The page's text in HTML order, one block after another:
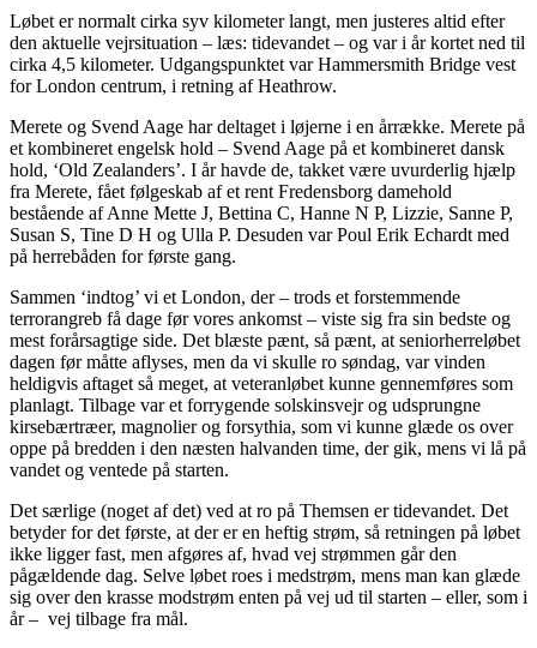
Løbet er normalt cirka syv kilometer langt, men justeres altid efter
den aktuelle vejrsituation – læs: tidevandet – og var i år kortet ned til
cirka 4,5 kilometer. Udgangspunktet var Hammersmith Bridge vest
for London centrum, i retning af Heathrow.
Merete og Svend Aage har deltaget i løjerne i en årrække. Merete på
et kombineret engelsk hold – Svend Aage på et kombineret dansk
hold, ‘Old Zealanders’. I år havde de, takket være uvurderlig hjælp
fra Merete, fået følgeskab af et rent Fredensborg damehold
bestående af Anne Mette J, Bettina C, Hanne N P, Lizzie, Sanne P,
Susan S, Tine D H og Ulla P. Desuden var Poul Erik Echardt med
på herrebåden for første gang.
Sammen ‘indtog’ vi et London, der – trods et forstemmende
terrorangreb få dage før vores ankomst – viste sig fra sin bedste og
mest forårsagtige side. Det blæste pænt, så pænt, at seniorherreløbet
dagen før måtte aflyses, men da vi skulle ro søndag, var vinden
heldigvis aftaget så meget, at veteranløbet kunne gennemføres som
planlagt. Tilbage var et forrygende solskinsvejr og udsprungne
kirsebærtræer, magnolier og forsythia, som vi kunne glæde os over
oppe på bredden i den næsten halvanden time, der gik, mens vi lå på
vandet og ventede på starten.
Det særlige (noget af det) ved at ro på Themsen er tidevandet. Det
betyder for det første, at der er en heftig strøm, så retningen på løbet
ikke ligger fast, men afgøres af, hvad vej strømmen går den
pågældende dag. Selve løbet roes i medstrøm, mens man kan glæde
sig over den krasse modstrøm enten på vej ud til starten – eller, som i
år – vej tilbage fra mål.